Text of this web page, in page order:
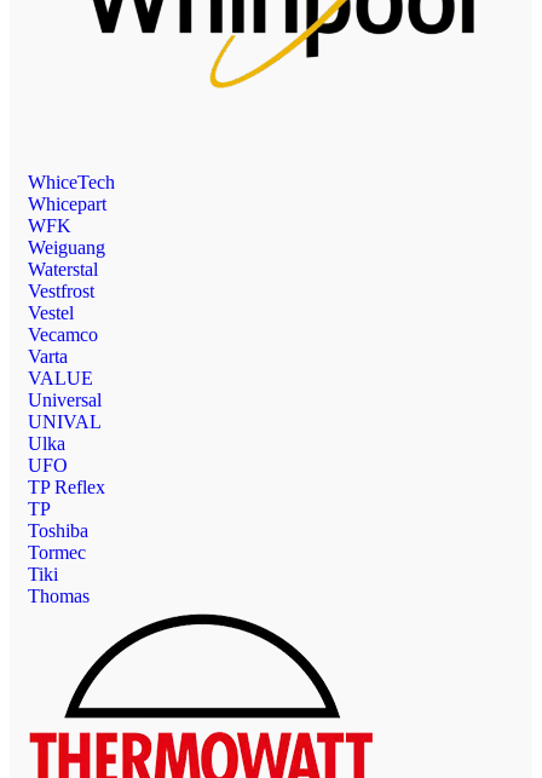
WhiceTech
Whicepart
WFK
Weiguang
Waterstal
Vestfrost
Vestel
Vecamco
Varta
VALUE
Universal
UNIVAL
Ulka
UFO
TP Reflex
TP
Toshiba
Tormec
Tiki
Thomas